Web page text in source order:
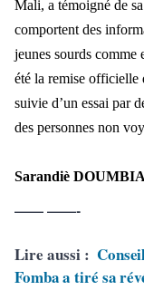
Mali, a témoigné de
comportent des
jeunes sourds comme
été la remise officielle
suivie d’un essai par
des personnes non
Sarandiè DOUMBIA
—— ——-
Lire aussi :
Fomba a tiré sa